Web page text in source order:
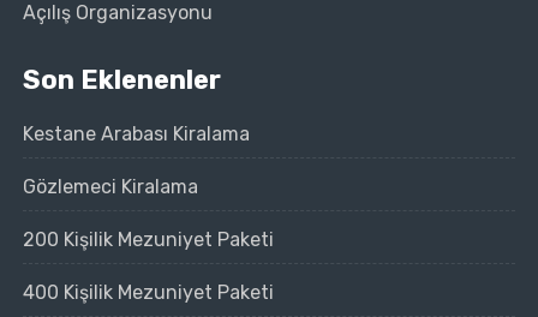
Açılış Organizasyonu
Son Eklenenler
Kestane Arabası Kiralama
Gözlemeci Kiralama
200 Kişilik Mezuniyet Paketi
400 Kişilik Mezuniyet Paketi